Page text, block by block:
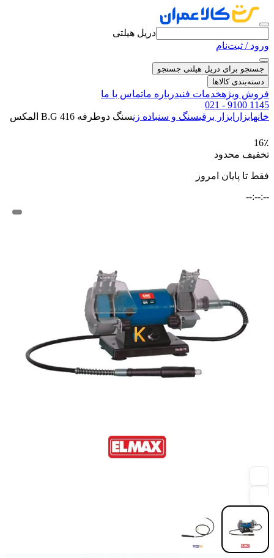
دریل هیلتی
ورود / ثبت‌نام
جستجو برای دریل هیلتی جستجو
دسته‌بندی کالاها
فروش ویژهخدمات فنیدرباره ماتماس با ما
021 - 9100 1145
خانهابزار ابزار برقیسنگ و سنباده زنسنگ دوطرفه B.G 416 المکس
16٪
تخفیف محدود
فقط تا پایان امروز
--:--:--